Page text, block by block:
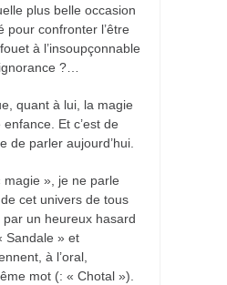
plus belle occasion
pour confronter l’être
à l’insoupçonnable
?…
quant à lui, la magie
Et c’est de
de parler aujourd’hui.
magie », je ne parle
cet univers de tous
par un heureux hasard
Sandale » et
à l’oral,
mot (: « Chotal »).